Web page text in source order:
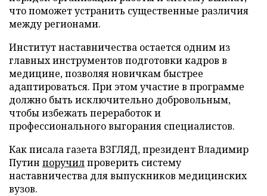
что поможет устранить существенные различия
между регионами.
Институт наставничества остается одним из
главных инструментов подготовки кадров в
медицине, позволяя новичкам быстрее
адаптироваться. При этом участие в программе
должно быть исключительно добровольным,
чтобы избежать переработок и
профессионального выгорания специалистов.
Как писала газета ВЗГЛЯД, президент Владимир
Путин поручилпроверить систему
наставничества для выпускников медицинских
вузов.